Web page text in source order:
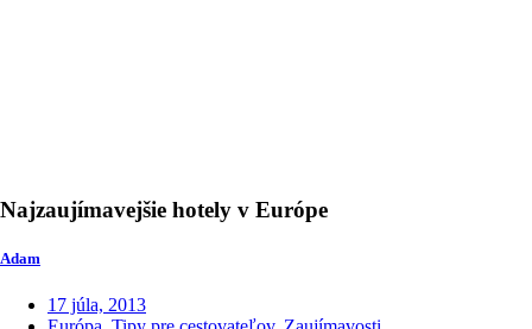
Najzaujímavejšie hotely v Európe
Adam
17 júla, 2013